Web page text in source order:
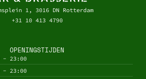
1, 3016 DN Rotterdam
+31 10 413 4790
OPENINGSTIJDEN
- 23:00
- 23:00